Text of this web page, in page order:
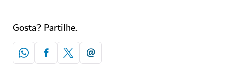
Gosta? Partilhe.